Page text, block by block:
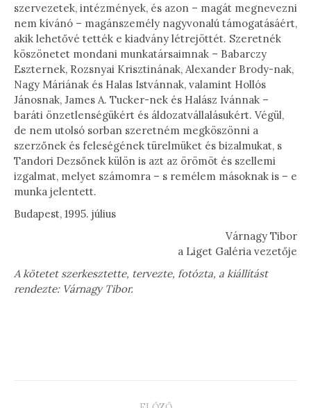
szervezetek, intézmények, és azon – magát megnevezni
nem kívánó – magánszemély nagyvonalú támogatásáért,
akik lehetővé tették e kiadvány létrejöttét. Szeretnék
köszönetet mondani munkatársaimnak – Babarczy
Eszternek, Rozsnyai Krisztinának, Alexander Brody-nak,
Nagy Máriának és Halas Istvánnak, valamint Hollós
Jánosnak, James A. Tucker-nek és Halász Ivánnak –
baráti önzetlenségükért és áldozatvállalásukért. Végül,
de nem utolsó sorban szeretném megköszönni a
szerzőnek és feleségének türelmüket és bizalmukat, s
Tandori Dezsőnek külön is azt az örömöt és szellemi
izgalmat, melyet számomra – s remélem másoknak is – e
munka jelentett.
Budapest, 1995. július
Várnagy Tibor
a Liget Galéria vezetője
A kötetet szerkesztette, tervezte, fotózta, a kiállítást
rendezte: Várnagy Tibor.
PROJECT